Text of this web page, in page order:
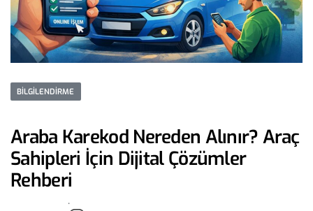
BILGILENDIRME
Araba Karekod Nereden Alınır? Araç
Sahipleri İçin Dijital Çözümler
Rehberi